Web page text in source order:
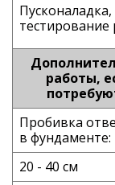
Пусконаладка,
тестирование
работы,
Пробивка
в фундаменте:
20 - 40 см